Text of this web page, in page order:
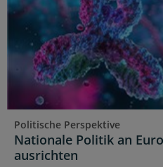
Politische Perspektive
Nationale Politik an
ausrichten